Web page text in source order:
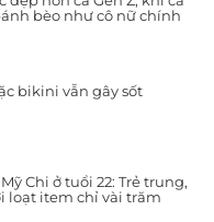
bèo như cô nữ chính
bikini vẫn gây sốt
Chi ở tuổi 22: Trẻ trung,
loạt item chỉ vài trăm